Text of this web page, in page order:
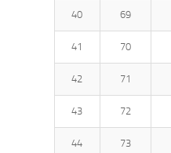
40 69
41 70
42 71
43 72
44 73